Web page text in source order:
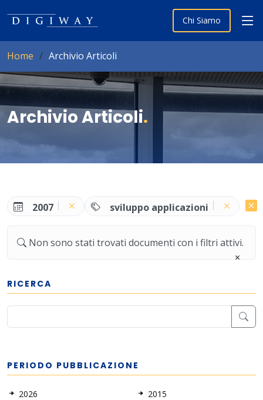
Chi Siamo
Home Archivio Articoli
Archivio Articoli.
2007 sviluppo applicazioni
Non sono stati trovati documenti con i filtri attivi.
RICERCA
PERIODO PUBBLICAZIONE
2026
2015